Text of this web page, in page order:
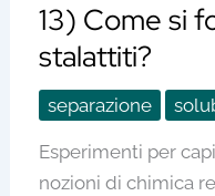
13) Come si
stalattiti?
separazione
Esperimenti per
nozioni di chimica